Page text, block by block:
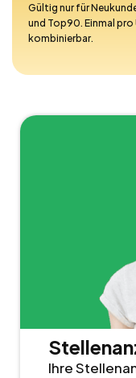
Gültig nur für
und Top90. Einmal
kombinierbar.
Ihre